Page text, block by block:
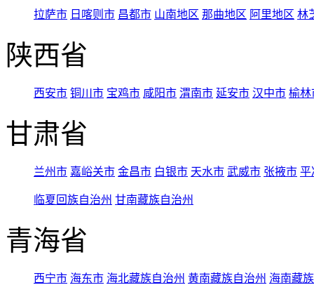
拉萨市 日喀则市 昌都市 山南地区 那曲地区 阿里地区 林
陕西省
西安市 铜川市 宝鸡市 咸阳市 渭南市 延安市 汉中市 榆林
甘肃省
兰州市 嘉峪关市 金昌市 白银市 天水市 武威市 张掖市 平
临夏回族自治州 甘南藏族自治州
青海省
西宁市 海东市 海北藏族自治州 黄南藏族自治州 海南藏